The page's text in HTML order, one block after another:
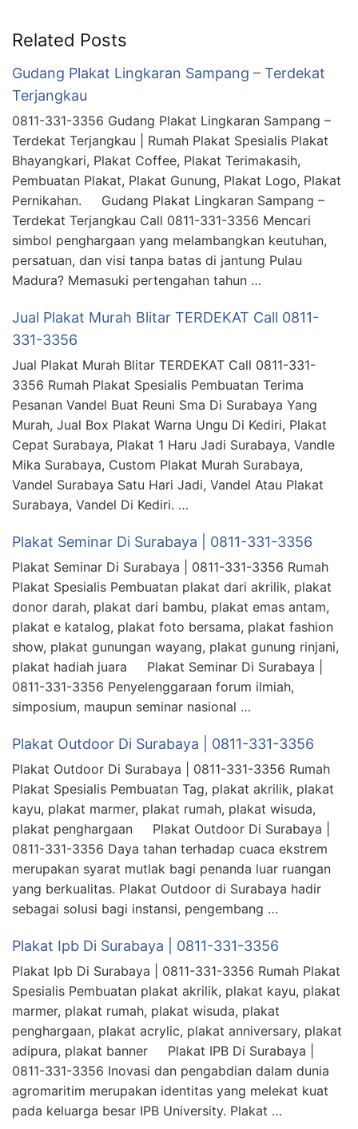
Related Posts
Gudang Plakat Lingkaran Sampang – Terdekat
Terjangkau
0811-331-3356 Gudang Plakat Lingkaran Sampang –
Terdekat Terjangkau | Rumah Plakat Spesialis Plakat
Bhayangkari, Plakat Coffee, Plakat Terimakasih,
Pembuatan Plakat, Plakat Gunung, Plakat Logo, Plakat
Pernikahan. Gudang Plakat Lingkaran Sampang –
Terdekat Terjangkau Call 0811-331-3356 Mencari
simbol penghargaan yang melambangkan keutuhan,
persatuan, dan visi tanpa batas di jantung Pulau
Madura? Memasuki pertengahan tahun …
Jual Plakat Murah Blitar TERDEKAT Call 0811-
331-3356
Jual Plakat Murah Blitar TERDEKAT Call 0811-331-
3356 Rumah Plakat Spesialis Pembuatan Terima
Pesanan Vandel Buat Reuni Sma Di Surabaya Yang
Murah, Jual Box Plakat Warna Ungu Di Kediri, Plakat
Cepat Surabaya, Plakat 1 Haru Jadi Surabaya, Vandle
Mika Surabaya, Custom Plakat Murah Surabaya,
Vandel Surabaya Satu Hari Jadi, Vandel Atau Plakat
Surabaya, Vandel Di Kediri. …
Plakat Seminar Di Surabaya | 0811-331-3356
Plakat Seminar Di Surabaya | 0811-331-3356 Rumah
Plakat Spesialis Pembuatan plakat dari akrilik, plakat
donor darah, plakat dari bambu, plakat emas antam,
plakat e katalog, plakat foto bersama, plakat fashion
show, plakat gunungan wayang, plakat gunung rinjani,
plakat hadiah juara Plakat Seminar Di Surabaya |
0811-331-3356 Penyelenggaraan forum ilmiah,
simposium, maupun seminar nasional …
Plakat Outdoor Di Surabaya | 0811-331-3356
Plakat Outdoor Di Surabaya | 0811-331-3356 Rumah
Plakat Spesialis Pembuatan Tag, plakat akrilik, plakat
kayu, plakat marmer, plakat rumah, plakat wisuda,
plakat penghargaan Plakat Outdoor Di Surabaya |
0811-331-3356 Daya tahan terhadap cuaca ekstrem
merupakan syarat mutlak bagi penanda luar ruangan
yang berkualitas. Plakat Outdoor di Surabaya hadir
sebagai solusi bagi instansi, pengembang …
Plakat Ipb Di Surabaya | 0811-331-3356
Plakat Ipb Di Surabaya | 0811-331-3356 Rumah Plakat
Spesialis Pembuatan plakat akrilik, plakat kayu, plakat
marmer, plakat rumah, plakat wisuda, plakat
penghargaan, plakat acrylic, plakat anniversary, plakat
adipura, plakat banner Plakat IPB Di Surabaya |
0811-331-3356 Inovasi dan pengabdian dalam dunia
agromaritim merupakan identitas yang melekat kuat
pada keluarga besar IPB University. Plakat …